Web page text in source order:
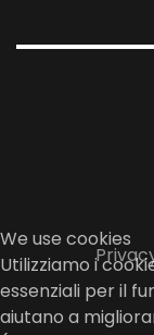
We use cookies
Utilizziamo i
essenziali per il
aiutano a